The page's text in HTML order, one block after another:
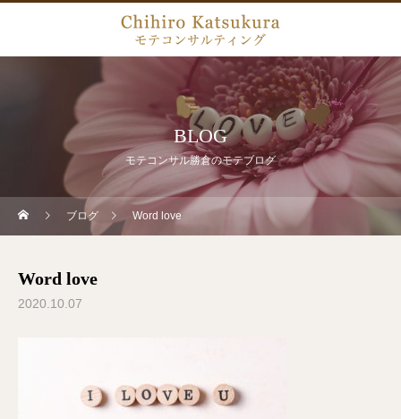
BLOG
モテコンサル勝倉のモテブログ
ブログ Word love
Word love
2020.10.07